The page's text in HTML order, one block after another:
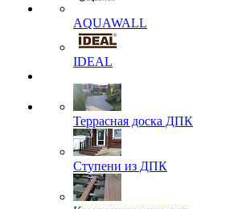
AQUAWALL
IDEAL
Террасная доска ДПК
Ступени из ДПК